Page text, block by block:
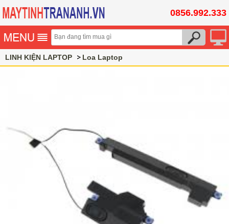
0856.992.333
LINH KIỆN LAPTOP Loa Laptop